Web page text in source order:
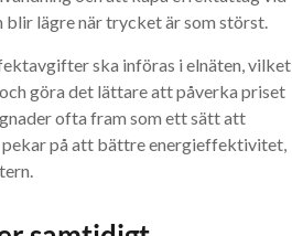
lägre när trycket är som störst.
ska införas i elnäten, vilket
göra det lättare att påverka priset
ofta fram som ett sätt att
pekar på att bättre energieffektivitet,